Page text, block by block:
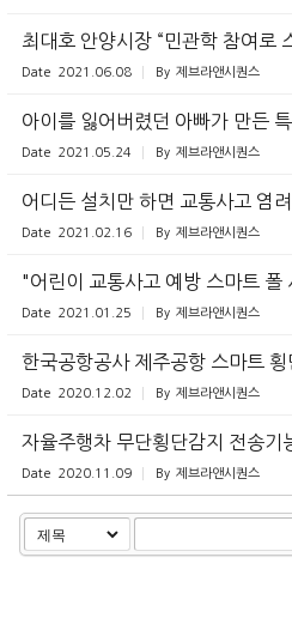
최대호 안양시장 “민관학 참여로
Date 2021.06.08 By 제브라앤시퀀스
아이를 잃어버렸던 아빠가 만든
Date 2021.05.24 By 제브라앤시퀀스
어디든 설치만 하면 교통사고 염
Date 2021.02.16 By 제브라앤시퀀스
"어린이 교통사고 예방 스마트
Date 2021.01.25 By 제브라앤시퀀스
한국공항공사 제주공항 스마트
Date 2020.12.02 By 제브라앤시퀀스
자율주행차 무단횡단감지 전송
Date 2020.11.09 By 제브라앤시퀀스